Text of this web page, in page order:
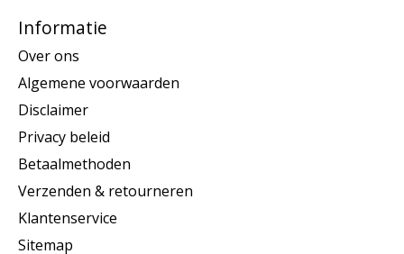
Informatie
Over ons
Algemene voorwaarden
Disclaimer
Privacy beleid
Betaalmethoden
Verzenden & retourneren
Klantenservice
Sitemap